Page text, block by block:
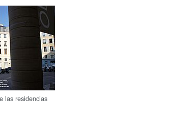
las residencias